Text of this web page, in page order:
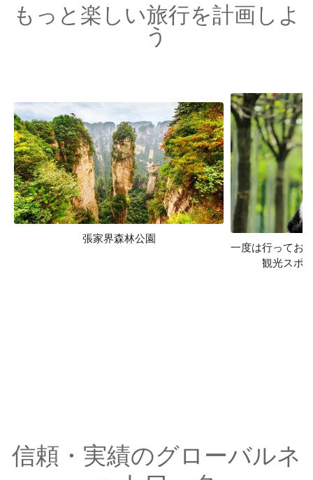
もっと楽しい旅行を計画しよ
う
張家界森林公園
一度は行ってお
観光スポ
信頼・実績のグローバルネ